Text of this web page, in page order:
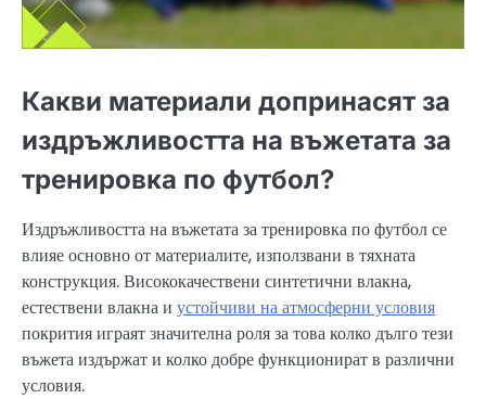
Какви материали допринасят за
издръжливостта на въжетата за
тренировка по футбол?
Издръжливостта на въжетата за тренировка по футбол се
влияе основно от материалите, използвани в тяхната
конструкция. Висококачествени синтетични влакна,
естествени влакна и устойчиви на атмосферни условия
покрития играят значителна роля за това колко дълго тези
въжета издържат и колко добре функционират в различни
условия.